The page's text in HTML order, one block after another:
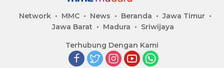
Network MMC News Beranda
Jawa Timur
Jawa Barat
Madura Sriwijaya
Terhubung Dengan Kami